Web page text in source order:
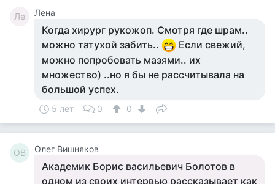
Ле Лена
Когда хирург рукожоп. Смотря где шрам..
можно татухой забить..
Если свежий,
можно попробовать мазями.. их
множество) ..но я бы не рассчитывала на
большой успех.
5 лет 0 0
ОВ Олег Вишняков
Академик Борис васильевич Болотов в
одном из своих интервью рассказывает как